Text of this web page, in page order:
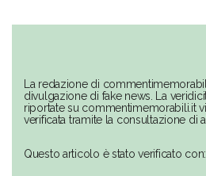
La redazione di
divulgazione di fake news. La
riportate su commentimemorabili.it
verificata tramite la consultazione di
Questo articolo è stato verificato con: